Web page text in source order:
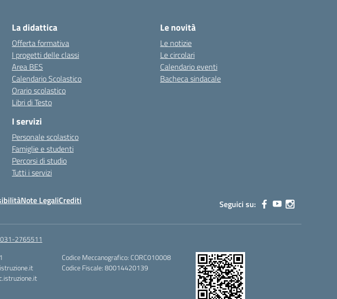
La didattica
Offerta formativa
I progetti delle classi
Area BES
Calendario Scolastico
Orario scolastico
Libri di Testo
I servizi
Personale scolastico
Famiglie e studenti
Percorsi di studio
Tutti i servizi
Le novità
Le notizie
Le circolari
Calendario eventi
Bacheca sindacale
Note LegaliCrediti Seguici su:
031-2765511
Codice Meccanografico: CORC010008
Codice Fiscale: 80014420139